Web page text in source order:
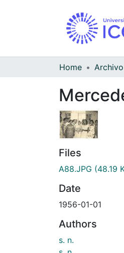
Home
Files
A88.JPG (48.19
Date
1956-01-01
Authors
s. n.